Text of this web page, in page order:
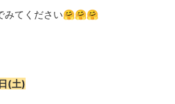
みてください🤗🤗🤗
(土)